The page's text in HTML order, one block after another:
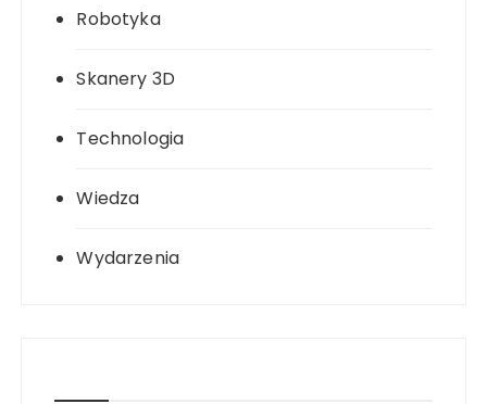
Robotyka
Skanery 3D
Technologia
Wiedza
Wydarzenia